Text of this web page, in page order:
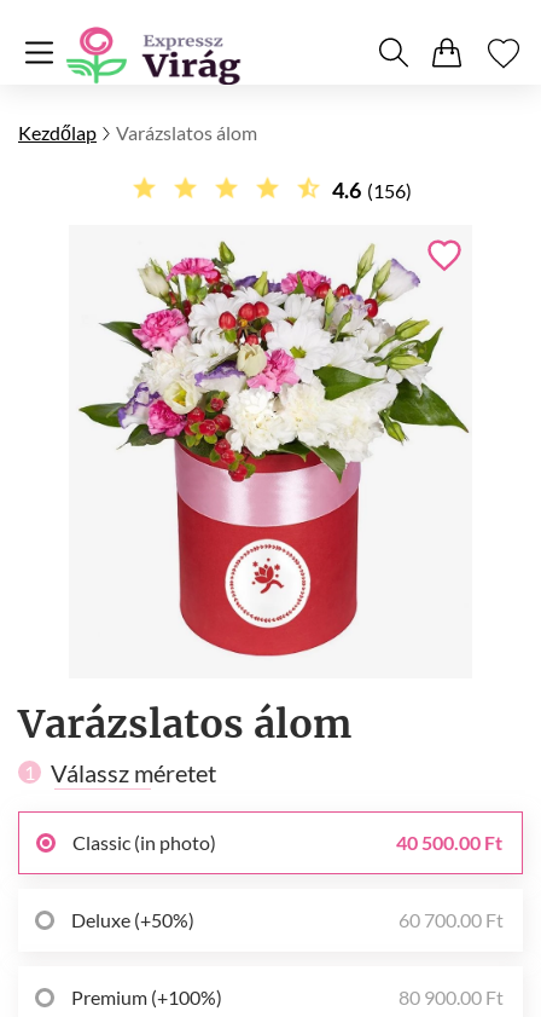
Kezdőlap Varázslatos álom
4.6 (156)
Varázslatos álom
1 Válassz méretet
Classic (in photo) 40 500.00 Ft
Deluxe (+50%) 60 700.00 Ft
Premium (+100%) 80 900.00 Ft